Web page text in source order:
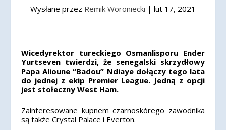
Wysłane przez Remik Woroniecki | lut 17, 2021
Wicedyrektor tureckiego Osmanlisporu Ender
Yurtseven twierdzi, że senegalski skrzydłowy
Papa Alioune “Badou” Ndiaye dołączy tego lata
do jednej z ekip Premier League. Jedną z opcji
jest stołeczny West Ham.
Zainteresowane kupnem czarnoskórego zawodnika
są także Crystal Palace i Everton.